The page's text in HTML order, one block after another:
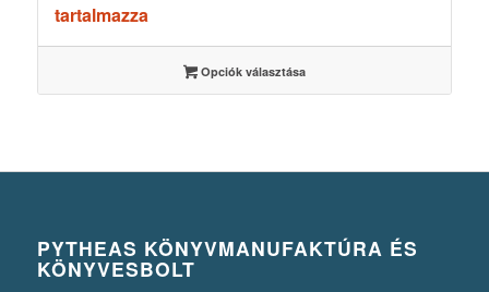
3500 Ft
tartalmazza
Opciók választása
PYTHEAS KÖNYVMANUFAKTÚRA ÉS
KÖNYVESBOLT